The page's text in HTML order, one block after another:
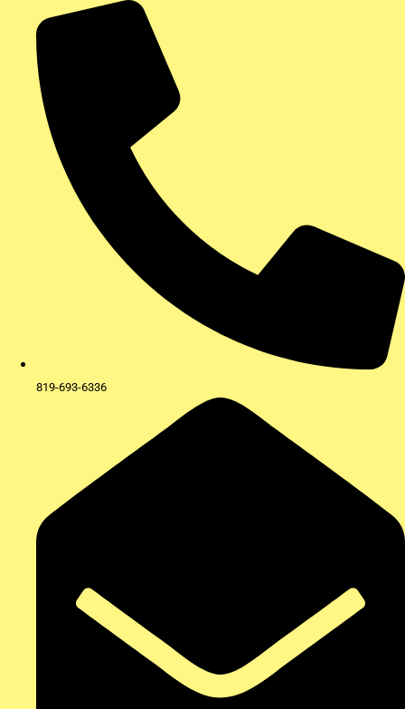
contenu
819-693-6336